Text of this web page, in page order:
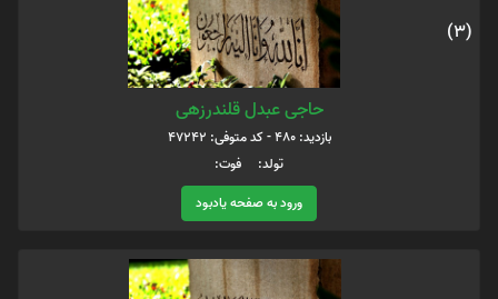
(3)
حاجی عبدل قلندرزهی
بازدید: 480 - کد متوفی: 47242
تولد: فوت:
ورود به صفحه یادبود